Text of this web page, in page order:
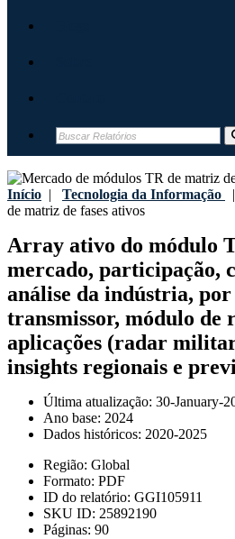
Início | Tecnologia da Informação |
de matriz de fases ativos
Array ativo do módulo
mercado, participação,
análise da indústria,
transmissor, módulo de
aplicações (radar
insights regionais e
Última atualização: 30-January-
Ano base: 2024
Dados históricos: 2020-2025
Região: Global
Formato: PDF
ID do relatório: GGI105911
SKU ID: 25892190
Páginas: 90